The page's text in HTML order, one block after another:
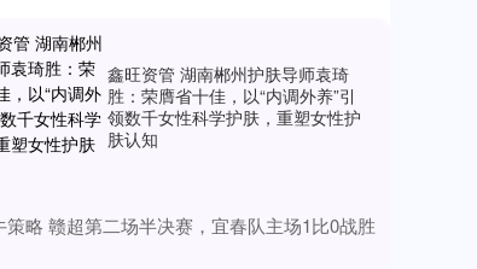
鑫旺资管 湖南郴州护肤导师袁琦
胜：荣膺省十佳，以“内调外养”引
领数千女性科学护肤，重塑女性护
肤认知
策略 赣超第二场半决赛，宜春队主场1比0战胜